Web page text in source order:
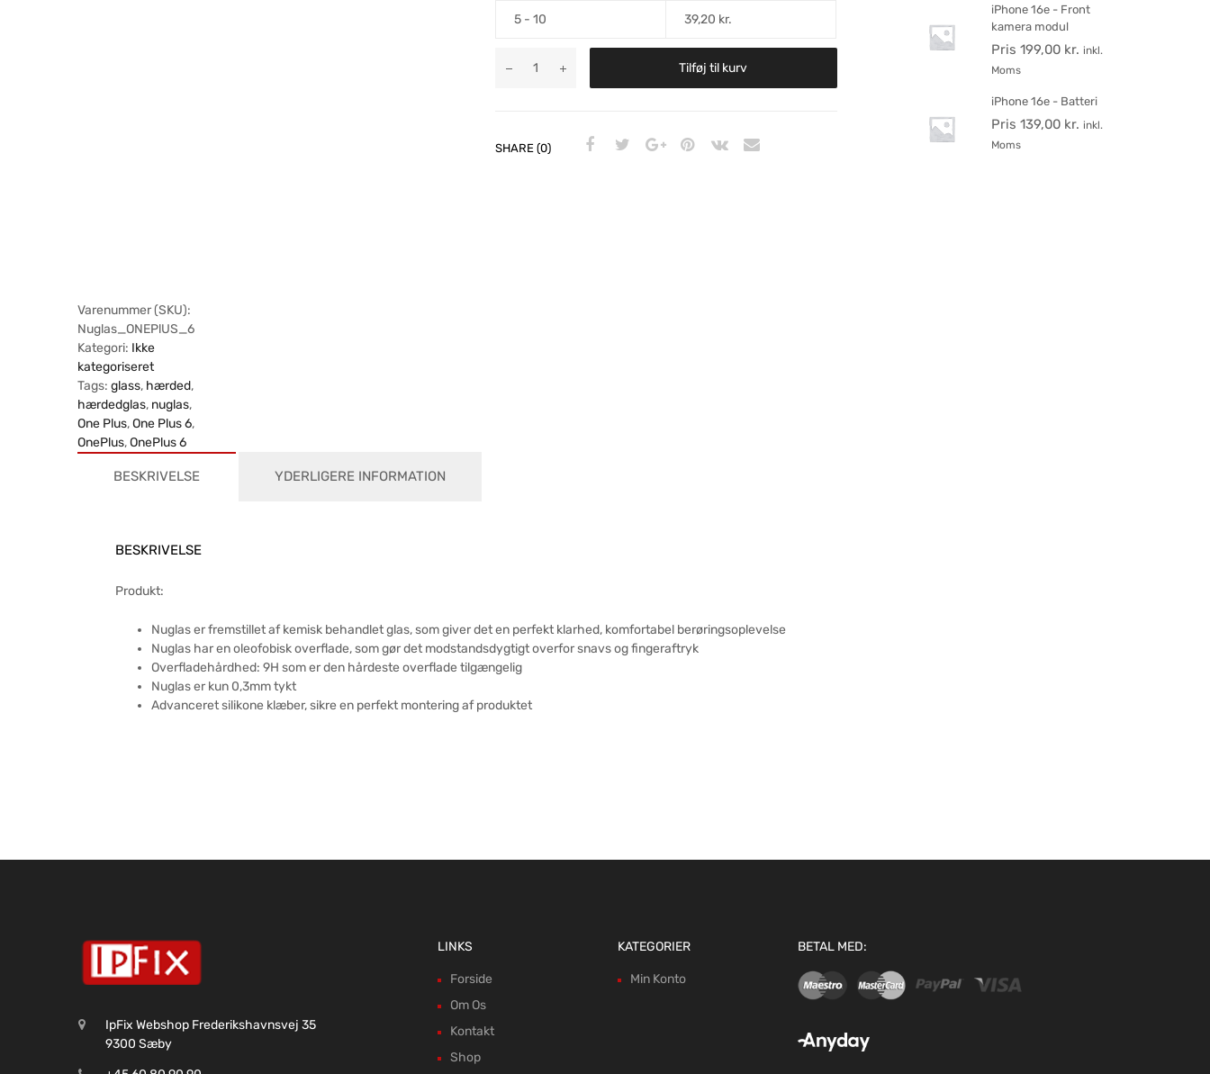
5 - 10 39,20 kr.
Tilføj til kurv
SHARE (0)
Varenummer (SKU):
Nuglas_ONEPlUS_6
Kategori: Ikke
kategoriseret
Tags: glass, hærded,
hærdedglas, nuglas,
One Plus,One Plus 6,
OnePlus,OnePlus 6
BESKRIVELSE YDERLIGERE INFORMATION
BESKRIVELSE
Produkt:
Nuglas er fremstillet af kemisk behandlet glas, som giver det en perfekt klarhed, komfortabel berøringsoplevelse
Nuglas har en oleofobisk overflade, som gør det modstandsdygtigt overfor snavs og fingeraftryk
Overfladehårdhed: 9H som er den hårdeste overflade tilgængelig
Nuglas er kun 0,3mm tykt
Advanceret silikone klæber, sikre en perfekt montering af produktet
iPhone 16e - Front
kamera modul
Pris 199,00 kr. inkl.
Moms
iPhone 16e - Batteri
Pris 139,00 kr. inkl.
Moms
IpFix Webshop Frederikshavnsvej 35
9300 Sæby
LINKS
Forside
Om Os
Kontakt
Shop
KATEGORIER
Min Konto
BETAL MED: